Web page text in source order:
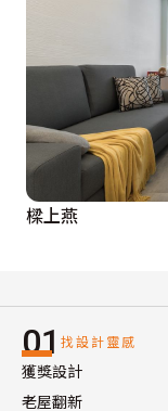
相連，世界那麼
一定能再相遇了
來美好的寓意。
就在屋主同意這
可行性。
日本帶回幾件秘
手順考慮，職人
看。
樑上燕
01 找設計靈感
獲獎設計
老屋翻新